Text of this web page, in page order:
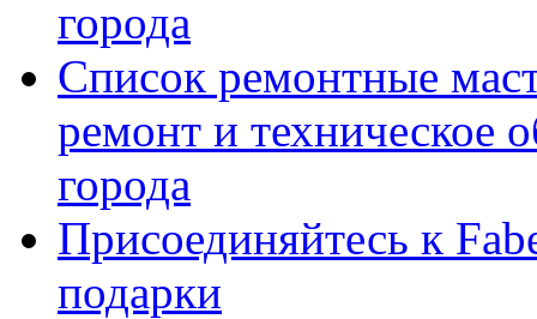
города
Список ремонтные
ремонт и техническое
города
Присоединяйтесь к
подарки